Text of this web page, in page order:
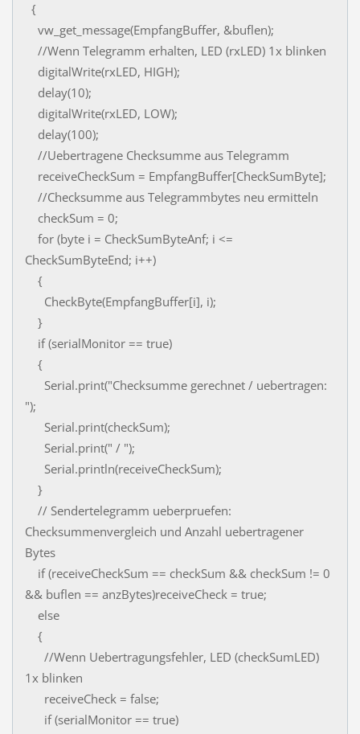
{
vw_get_message(EmpfangBuffer, &buflen);
//Wenn Telegramm erhalten, LED (rxLED) 1x blinken
digitalWrite(rxLED, HIGH);
delay(10);
digitalWrite(rxLED, LOW);
delay(100);
//Uebertragene Checksumme aus Telegramm
receiveCheckSum = EmpfangBuffer[CheckSumByte];
//Checksumme aus Telegrammbytes neu ermitteln
checkSum = 0;
for (byte i = CheckSumByteAnf; i <=
CheckSumByteEnd; i++)
{
CheckByte(EmpfangBuffer[i], i);
}
if (serialMonitor == true)
{
Serial.print("Checksumme gerechnet / uebertragen:
");
Serial.print(checkSum);
Serial.print(" / ");
Serial.println(receiveCheckSum);
}
// Sendertelegramm ueberpruefen:
Checksummenvergleich und Anzahl uebertragener
Bytes
if (receiveCheckSum == checkSum && checkSum != 0
&& buflen == anzBytes)receiveCheck = true;
else
{
//Wenn Uebertragungsfehler, LED (checkSumLED)
1x blinken
receiveCheck = false;
if (serialMonitor == true)